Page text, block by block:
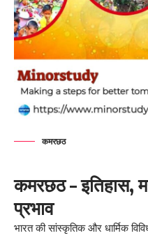
कमरछठ
कमरछठ – इतिहास,
प्रभाव
भारत की सांस्कृतिक और धार्मिक